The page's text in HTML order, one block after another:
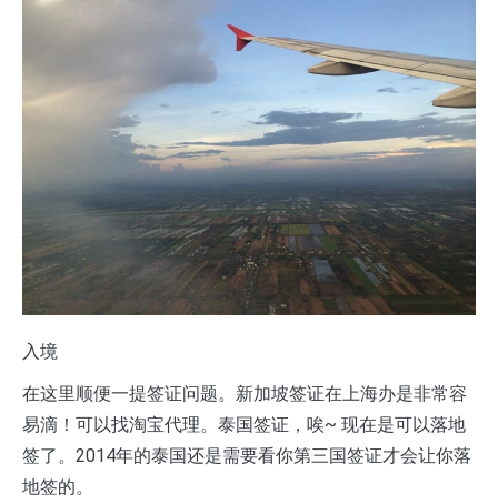
入境
在这里顺便一提签证问题。新加坡签证在上海办是非常容
易滴！可以找淘宝代理。泰国签证，唉~ 现在是可以落地
签了。2014年的泰国还是需要看你第三国签证才会让你落
地签的。